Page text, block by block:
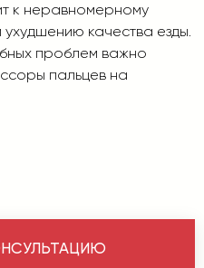
к неравномерному
качества езды.
проблем важно
пальцев на